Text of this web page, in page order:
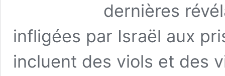
dernières
infligées par Israël aux
incluent des viols et des